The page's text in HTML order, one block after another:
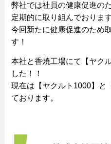
弊社では社員の健康促進の
定期的に取り組んでおります
今回新たに健康促進のため
す！
本社と香焼工場にて【ヤク
した！！
現在は【ヤクルト1000】と
ております。